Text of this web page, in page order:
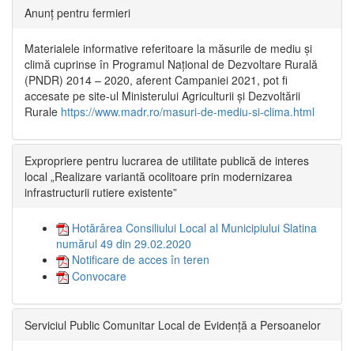
Anunț pentru fermieri
Materialele informative referitoare la măsurile de mediu și
climă cuprinse în Programul Național de Dezvoltare Rurală
(PNDR) 2014 – 2020, aferent Campaniei 2021, pot fi
accesate pe site-ul Ministerului Agriculturii și Dezvoltării
Rurale https://www.madr.ro/masuri-de-mediu-si-clima.html
Expropriere pentru lucrarea de utilitate publică de interes
local „Realizare variantă ocolitoare prin modernizarea
infrastructurii rutiere existente”
Hotărârea Consiliului Local al Municipiului Slatina
numărul 49 din 29.02.2020
Notificare de acces în teren
Convocare
Serviciul Public Comunitar Local de Evidență a Persoanelor